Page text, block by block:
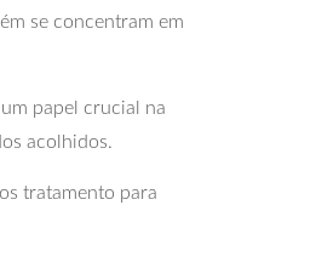
se concentram em
papel crucial na
acolhidos.
tratamento para